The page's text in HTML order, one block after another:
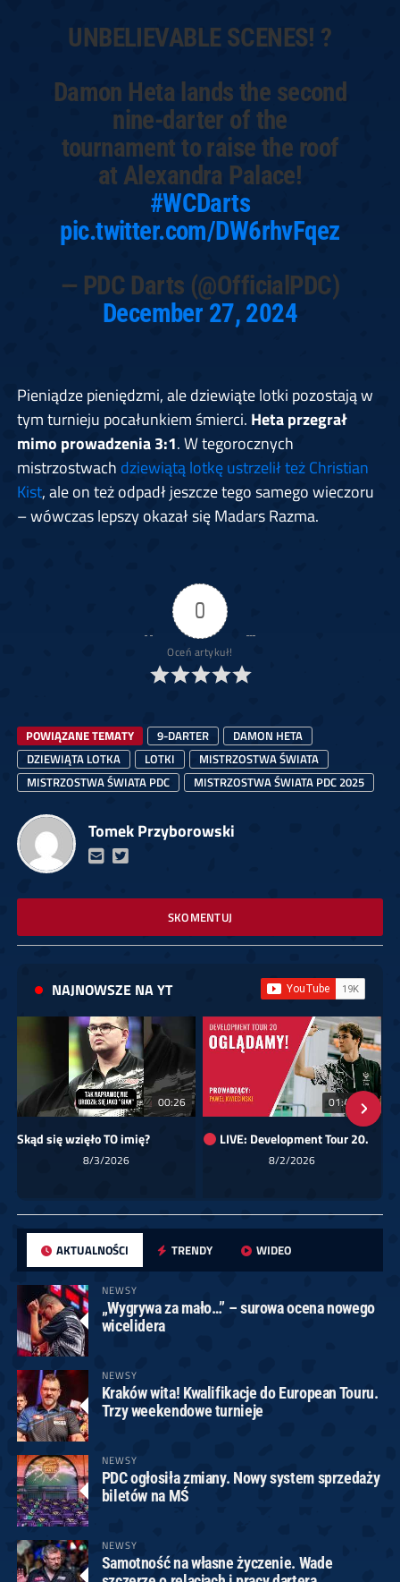
UNBELIEVABLE SCENES! ?
Damon Heta lands the second
nine-darter of the
tournament to raise the roof
at Alexandra Palace!
#WCDarts
pic.twitter.com/DW6rhvFqez
— PDC Darts (@OfficialPDC)
December 27, 2024
Pieniądze pieniędzmi, ale dziewiąte lotki pozostają w
tym turnieju pocałunkiem śmierci. Heta przegrał
mimo prowadzenia 3:1. W tegorocznych
mistrzostwach dziewiątą lotkę ustrzelił też Christian
Kist, ale on też odpadł jeszcze tego samego wieczoru
– wówczas lepszy okazał się Madars Razma.
0
Oceń artykuł!
POWIĄZANE TEMATY 9-DARTER
DAMON HETA
DZIEWIĄTA LOTKA
LOTKI
MISTRZOSTWA ŚWIATA
MISTRZOSTWA ŚWIATA PDC
MISTRZOSTWA ŚWIATA PDC 2025
Tomek Przyborowski
SKOMENTUJ
NAJNOWSZE NA YT
00:26
Skąd się wzięło TO imię?
8/3/2026
01:40:24
LIVE: Development Tour 20.
8/2/2026
AKTUALNOŚCI TRENDY WIDEO
NEWSY
„Wygrywa za mało…” – surowa ocena nowego
wicelidera
NEWSY
Kraków wita! Kwalifikacje do European Touru.
Trzy weekendowe turnieje
NEWSY
PDC ogłosiła zmiany. Nowy system sprzedaży
biletów na MŚ
NEWSY
Samotność na własne życzenie. Wade